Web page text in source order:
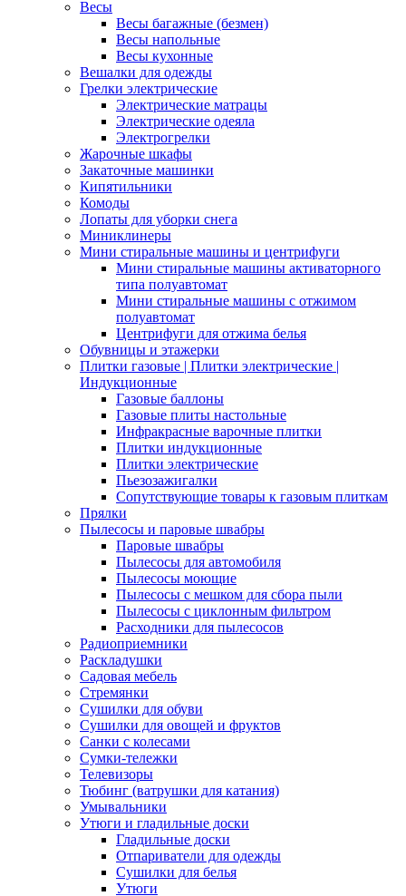
Весы
Весы багажные (безмен)
Весы напольные
Весы кухонные
Вешалки для одежды
Грелки электрические
Электрические матрацы
Электрические одеяла
Электрогрелки
Жарочные шкафы
Закаточные машинки
Кипятильники
Комоды
Лопаты для уборки снега
Миниклинеры
Мини стиральные машины и центрифуги
Мини стиральные машины активаторного
типа полуавтомат
Мини стиральные машины с отжимом
полуавтомат
Центрифуги для отжима белья
Обувницы и этажерки
Плитки газовые | Плитки электрические |
Индукционные
Газовые баллоны
Газовые плиты настольные
Инфракрасные варочные плитки
Плитки индукционные
Плитки электрические
Пьезозажигалки
Сопутствующие товары к газовым плиткам
Прялки
Пылесосы и паровые швабры
Паровые швабры
Пылесосы для автомобиля
Пылесосы моющие
Пылесосы с мешком для сбора пыли
Пылесосы с циклонным фильтром
Расходники для пылесосов
Радиоприемники
Раскладушки
Садовая мебель
Стремянки
Сушилки для обуви
Сушилки для овощей и фруктов
Санки с колесами
Сумки-тележки
Телевизоры
Тюбинг (ватрушки для катания)
Умывальники
Утюги и гладильные доски
Гладильные доски
Отпариватели для одежды
Сушилки для белья
Утюги